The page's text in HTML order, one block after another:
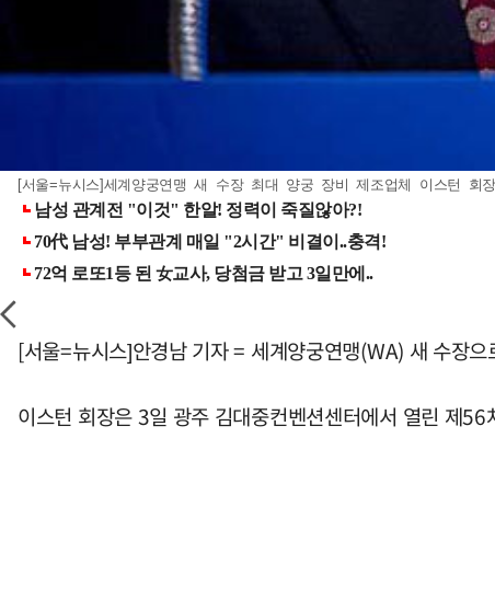
[서울=뉴시스]세계양궁연맹 새 수장 최대 양궁 장비 제조업체 이스턴 회
[서울=뉴시스]안경남 기자 = 세계양궁연맹(WA) 새 수장
이스턴 회장은 3일 광주 김대중컨벤션센터에서 열린 제